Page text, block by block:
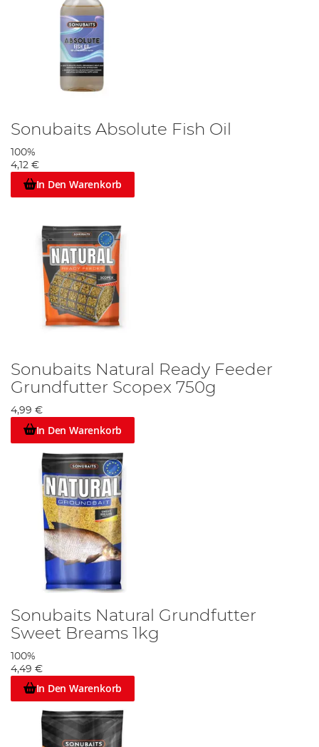
Sonubaits Absolute Fish Oil
100%
4,12 €
In Den Warenkorb
Sonubaits Natural Ready Feeder
Grundfutter Scopex 750g
4,99 €
In Den Warenkorb
Sonubaits Natural Grundfutter
Sweet Breams 1kg
100%
4,49 €
In Den Warenkorb